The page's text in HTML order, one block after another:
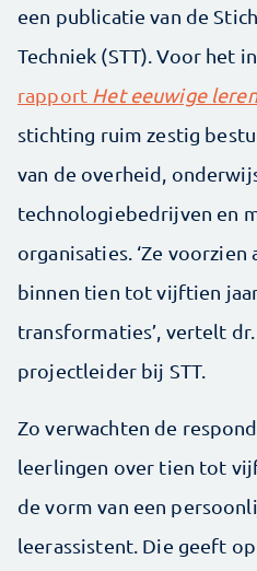
een publicatie van de
Techniek (STT). Voor het
rapport Het eeuwige leren
stichting ruim zestig
van de overheid,
technologiebedrijven en
organisaties. ‘Ze
binnen tien tot vijftien
transformaties’, vertelt dr.
projectleider bij STT.
Zo verwachten de
leerlingen over tien tot
de vorm van een
leerassistent. Die geeft